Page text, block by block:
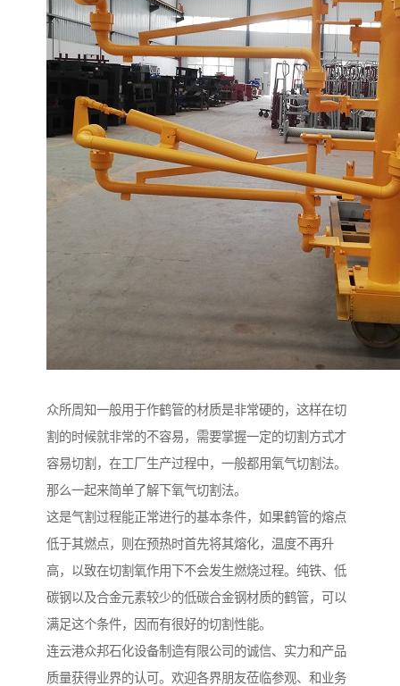
众所周知一般用于作鹤管的材质是非常硬的，这样在切
割的时候就非常的不容易，需要掌握一定的切割方式才
容易切割，在工厂生产过程中，一般都用氧气切割法。
那么一起来简单了解下氧气切割法。
这是气割过程能正常进行的基本条件，如果鹤管的熔点
低于其燃点，则在预热时首先将其熔化，温度不再升
高，以致在切割氧作用下不会发生燃烧过程。纯铁、低
碳钢以及合金元素较少的低碳合金钢材质的鹤管，可以
满足这个条件，因而有很好的切割性能。
连云港众邦石化设备制造有限公司的诚信、实力和产品
质量获得业界的认可。欢迎各界朋友莅临参观、和业务